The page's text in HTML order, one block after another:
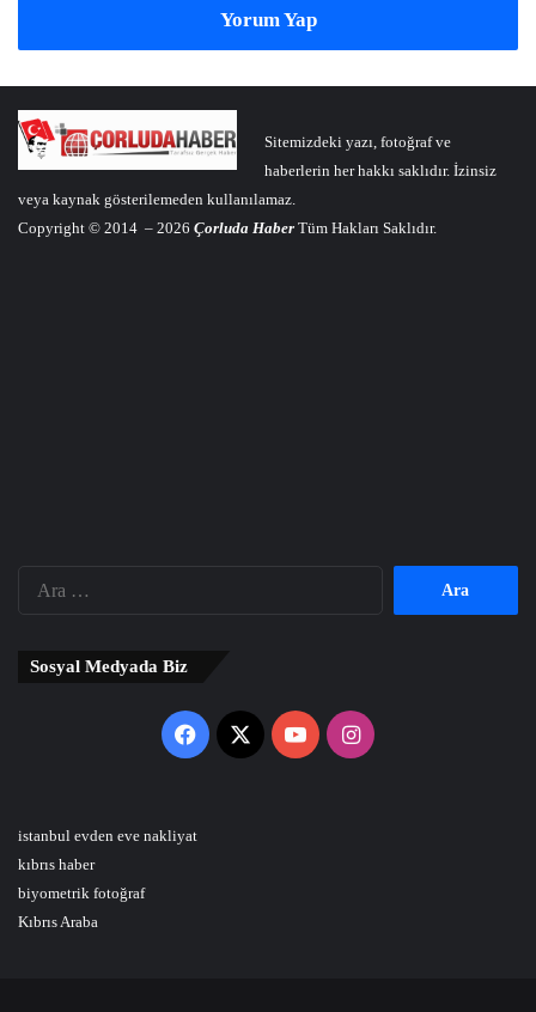
Yorum Yap
Sitemizdeki yazı, fotoğraf ve
haberlerin her hakkı saklıdır. İzinsiz
veya kaynak gösterilemeden kullanılamaz.
Copyright © 2014 – 2026 Çorluda Haber Tüm Hakları Saklıdır.
Sosyal Medyada Biz
Facebook
X YouTubeInstagram
istanbul evden eve nakliyat
kıbrıs haber
biyometrik fotoğraf
Kıbrıs Araba